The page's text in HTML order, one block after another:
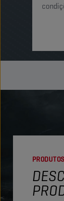
PRODUTOS